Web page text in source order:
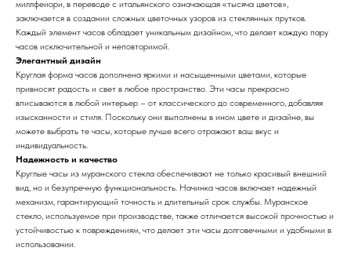
миллфеиори, в переводе с итальянского означающая «тысяча цветов»,
заключается в создании сложных цветочных узоров из стеклянных прутков.
Каждый элемент часов обладает уникальным дизайном, что делает каждую пару
часов исключительной и неповторимой.
Элегантный дизайн
Круглая форма часов дополнена яркими и насыщенными цветами, которые
привносят радость и свет в любое пространство. Эти часы прекрасно
вписываются в любой интерьер – от классического до современного, добавляя
изысканности и стиля. Поскольку они выполнены в ином цвете и дизайне, вы
можете выбрать те часы, которые лучше всего отражают ваш вкус и
индивидуальность.
Надежность и качество
Круглые часы из муранского стекла обеспечивают не только красивый внешний
вид, но и безупречную функциональность. Начинка часов включает надежный
механизм, гарантирующий точность и длительный срок службы. Мурaнское
стекло, используемое при производстве, также отличается высокой прочностью и
устойчивостью к повреждениям, что делает эти часы долговечными и удобными в
использовании.